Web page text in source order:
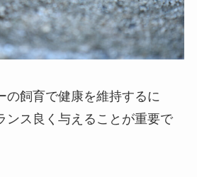
の飼育で健康を維持するに
ンス良く与えることが重要で